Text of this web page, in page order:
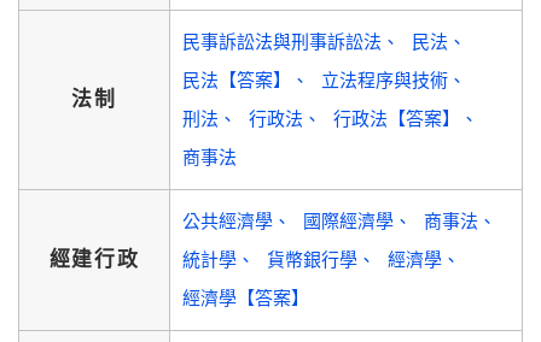
法制
民事訴訟法與刑事訴訟法
民法
民法【答案】
立法程序與技術
刑法
行政法
行政法【答案】
商事法
經建行政
公共經濟學 國際經濟學
商事法
統計學
貨幣銀行學
經濟學
經濟學【答案】